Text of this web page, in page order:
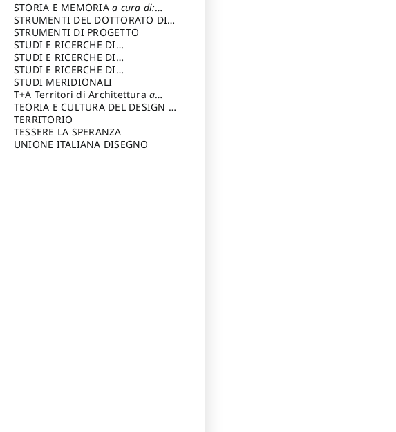
STRUTTURALE IN ITALIAa cura di:
Poretti Sergio
STORIA E MEMORIAa cura di:
Rossi Lauro
STRUMENTI DEL DOTTORATO DI
RICERCA IN RILIEVO E
RAPPRESENTAZIONE
DELL’ARCHITETTURA E
DELL’AMBIENTEa cura di: Migliari
Riccardo
STRUMENTI DI PROGETTO
STUDI E RICERCHE DI
ARCHEOLOGIA IN SICILIA
di: Pelagatti Paola
STUDI E RICERCHE DI
ARCHITETTURA del Dipartimento
di Architettura Università degli
Studi G. d' Annunzio
STUDI E RICERCHE DI
ARCHITETTURA del Dipartimento
di Architettura Università degli
Studi G. d' Annunzio, Chieti-
Pescaraa cura di: Fusero Paolo
STUDI MERIDIONALI
T+A Territori di Architetturaa
cura di: Ramazzotti Luigi
TEORIA E CULTURA DEL DESIGN a
cura di: Furlanis Giuseppe
TERRITORIO
TESSERE LA SPERANZA
UNIONE ITALIANA DISEGNO